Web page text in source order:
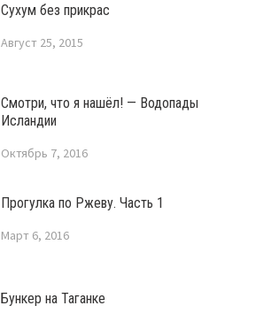
Сухум без прикрас
Август 25, 2015
Смотри, что я нашёл! — Водопады
Исландии
Октябрь 7, 2016
Прогулка по Ржеву. Часть 1
Март 6, 2016
Бункер на Таганке